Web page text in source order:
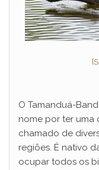
O Tamanduá-
nome por ter uma
chamado de
regiões. É nativo
ocupar todos os